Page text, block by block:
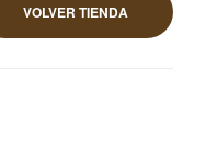
VOLVER TIENDA